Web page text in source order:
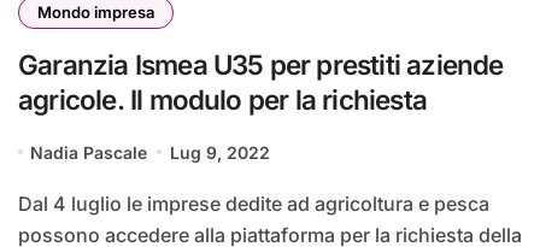
Mondo impresa
Garanzia Ismea U35 per prestiti aziende
agricole. Il modulo per la richiesta
Nadia Pascale Lug 9, 2022
Dal 4 luglio le imprese dedite ad agricoltura e pesca
possono accedere alla piattaforma per la richiesta della